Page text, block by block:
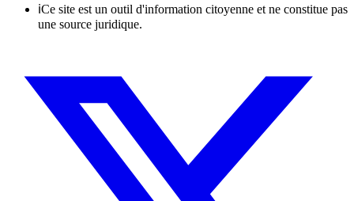
ℹCe site est un outil d'information citoyenne et ne constitue pas
une source juridique.